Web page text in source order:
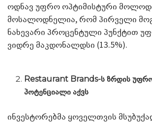
ოდნავ უფრო ოპტიმისტური
მოსალოდნელია, რომ პირველი
ნახევარი პროცენტული პუნქტით
ვიდრე მაკდონალდსი (13.5%).
Restaurant Brands-ს ზრდის
პოტენციალი აქვს
ინვესტორებმა ყოველთვის